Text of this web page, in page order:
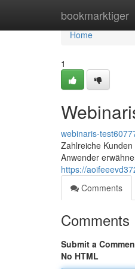
bookmarktiger
Home
Home
1
webinaris-
Zahlreiche
Anwender
https://
Comments
Comments
Submit a
No HTML